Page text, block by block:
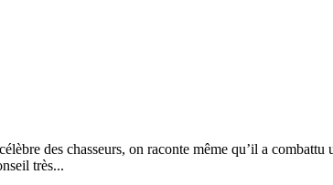
des chasseurs, on raconte même qu’il a
très...